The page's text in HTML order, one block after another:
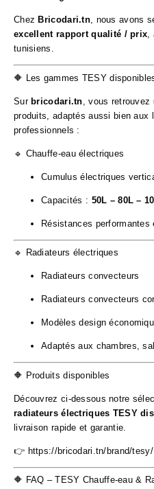
Chez Bricodari.tn, nous avons
excellent rapport qualité / prix,
tunisiens.
🔶 Les gammes TESY
Sur bricodari.tn , vous
produits, adaptés aussi bien aux
professionnels :
🔹 Chauffe-eau électriques
Cumulus électriques
Capacités : 50L – 80L –
Résistances
🔹 Radiateurs électriques
Radiateurs convecteurs
Radiateurs convecteurs
Modèles design
Adaptés aux chambres,
🔶 Produits disponibles
Découvrez ci-dessous notre
radiateurs électriques TESY
livraison rapide et garantie.
👉 https://bricodari.tn/brand/tesy/
🔶 FAQ – TESY Chauffe-eau &